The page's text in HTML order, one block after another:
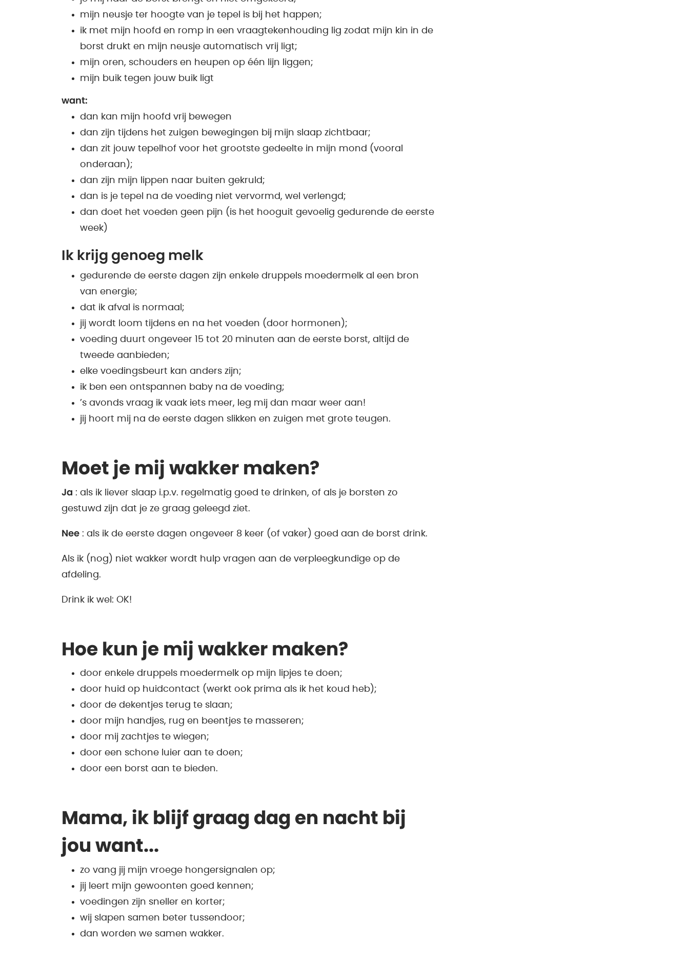
mijn neusje ter hoogte van je tepel is bij het happen;
ik met mijn hoofd en romp in een vraagtekenhouding lig zodat mijn kin in de
borst drukt en mijn neusje automatisch vrij ligt;
mijn oren, schouders en heupen op één lijn liggen;
mijn buik tegen jouw buik ligt
want:
dan kan mijn hoofd vrij bewegen
dan zijn tijdens het zuigen bewegingen bij mijn slaap zichtbaar;
dan zit jouw tepelhof voor het grootste gedeelte in mijn mond (vooral
onderaan);
dan zijn mijn lippen naar buiten gekruld;
dan is je tepel na de voeding niet vervormd, wel verlengd;
dan doet het voeden geen pijn (is het hooguit gevoelig gedurende de eerste
week)
Ik krijg genoeg melk
gedurende de eerste dagen zijn enkele druppels moedermelk al een bron
van energie;
dat ik afval is normaal;
jij wordt loom tijdens en na het voeden (door hormonen);
voeding duurt ongeveer 15 tot 20 minuten aan de eerste borst, altijd de
tweede aanbieden;
elke voedingsbeurt kan anders zijn;
ik ben een ontspannen baby na de voeding;
’s avonds vraag ik vaak iets meer, leg mij dan maar weer aan!
jij hoort mij na de eerste dagen slikken en zuigen met grote teugen.
Moet je mij wakker maken?
Ja : als ik liever slaap i.p.v. regelmatig goed te drinken, of als je borsten zo
gestuwd zijn dat je ze graag geleegd ziet.
Nee : als ik de eerste dagen ongeveer 8 keer (of vaker) goed aan de borst drink.
Als ik (nog) niet wakker wordt hulp vragen aan de verpleegkundige op de
afdeling.
Drink ik wel: OK!
Hoe kun je mij wakker maken?
door enkele druppels moedermelk op mijn lipjes te doen;
door huid op huidcontact (werkt ook prima als ik het koud heb);
door de dekentjes terug te slaan;
door mijn handjes, rug en beentjes te masseren;
door mij zachtjes te wiegen;
door een schone luier aan te doen;
door een borst aan te bieden.
Mama, ik blijf graag dag en nacht bij
jou want...
zo vang jij mijn vroege hongersignalen op;
jij leert mijn gewoonten goed kennen;
voedingen zijn sneller en korter;
wij slapen samen beter tussendoor;
dan worden we samen wakker.